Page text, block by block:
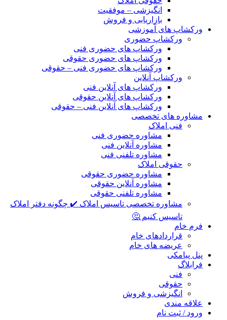
انگیزشی – موفقیت
بازاریابی و فروش
ورکشاپ های آموزشی
ورکشاپ حضوری
ورکشاپ های حضوری فنی
ورکشاپ های حضوری حقوقی
ورکشاپ های حضوری فنی – حقوقی
ورکشاپ آنلاین
ورکشاپ های آنلاین فنی
ورکشاپ های آنلاین حقوقی
ورکشاپ های آنلاین فنی – حقوقی
مشاوره های تخصصی
فنی املاک
مشاوره حضوری فنی
مشاوره آنلاین فنی
مشاوره تلفنی فنی
حقوقی املاک
مشاوره حضوری حقوقی
مشاوره آنلاین حقوقی
مشاوره تلفنی حقوقی
مشاوره تخصصی تاسیس املاک ✔️ چگونه دفتر املاک
تاسیس کنیم 🤔
فرم خام
قراردادهای خام
عریضه های خام
پنل پیامکی
فرابلاگ
فنی
حقوقی
انگیزشی و فروش
علاقه مندی
ورود / ثبت نام